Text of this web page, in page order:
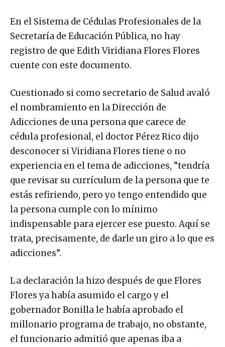
En el Sistema de Cédulas Profesionales de la
Secretaría de Educación Pública, no hay
registro de que Edith Viridiana Flores Flores
cuente con este documento.
Cuestionado si como secretario de Salud avaló
el nombramiento en la Dirección de
Adicciones de una persona que carece de
cédula profesional, el doctor Pérez Rico dijo
desconocer si Viridiana Flores tiene o no
experiencia en el tema de adicciones, “tendría
que revisar su currículum de la persona que te
estás refiriendo, pero yo tengo entendido que
la persona cumple con lo mínimo
indispensable para ejercer ese puesto. Aquí se
trata, precisamente, de darle un giro a lo que es
adicciones”.
La declaración la hizo después de que Flores
Flores ya había asumido el cargo y el
gobernador Bonilla le había aprobado el
millonario programa de trabajo, no obstante,
el funcionario admitió que apenas iba a